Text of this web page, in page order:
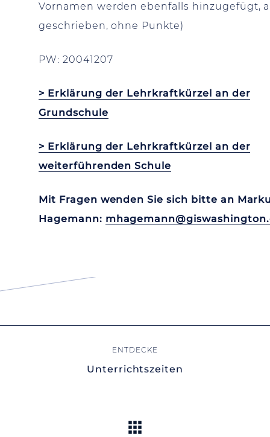
Vornamen werden ebenfalls hinzugefügt,
geschrieben, ohne Punkte)
PW: 20041207
> Erklärung der Lehrkraftkürzel an der
Grundschule
> Erklärung der Lehrkraftkürzel an der
weiterführenden Schule
Mit Fragen wenden Sie sich bitte an
Hagemann:
Unterrichtszeiten